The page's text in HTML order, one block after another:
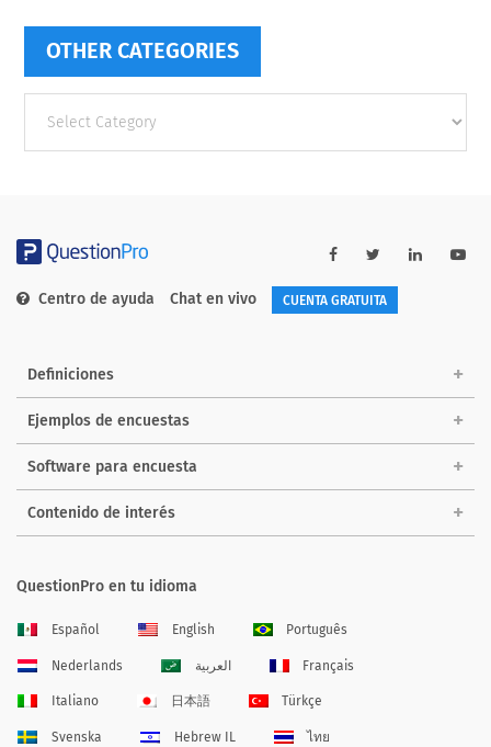
OTHER CATEGORIES
categories
Centro de ayuda Chat en vivo CUENTA GRATUITA
Definiciones
Ejemplos de encuestas
Software para encuesta
Contenido de interés
QuestionPro en tu idioma
Español English Português
Nederlands العربية Français
Italiano 日本語 Türkçe
Svenska Hebrew IL ไทย